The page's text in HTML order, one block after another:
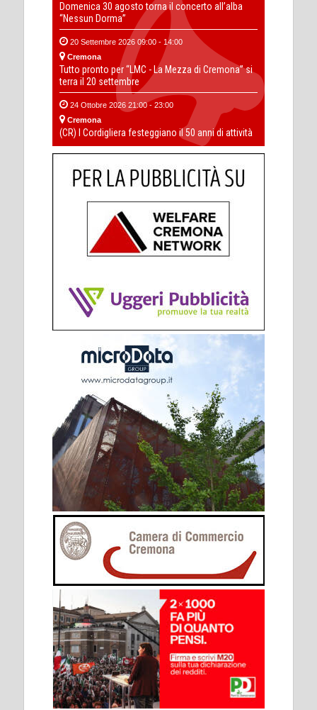
Domenica 30 agosto torna il concerto all’alba
“Nessun Dorma”
20 Settembre 2026 09:00 - 14:00
Cremona
Tutto pronto per “LMC - La Mezza di Cremona” si
terra il 20 settembre
24 Ottobre 2026 21:00 - 23:00
Cremona
(CR) I Cordigliera festeggiano il 50 anni di attività